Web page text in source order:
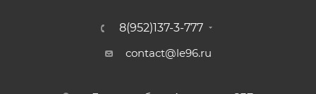
8(952)137-3-777
contact@le96.ru